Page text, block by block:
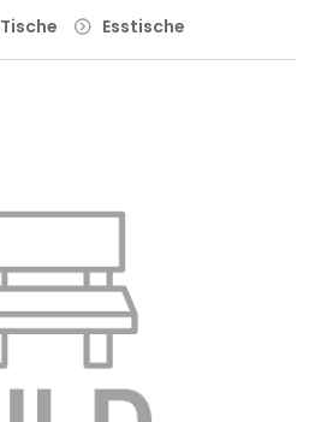
Tische Esstische